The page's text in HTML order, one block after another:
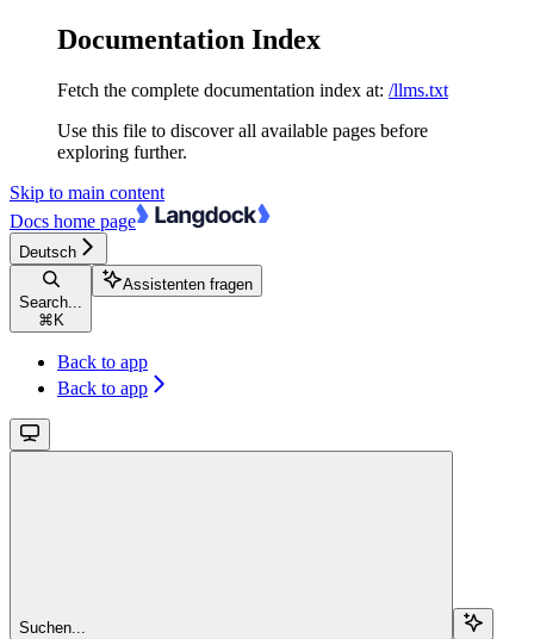
Documentation Index
Fetch the complete documentation index at: /llms.txt
Use this file to discover all available pages before
exploring further.
Skip to main content
Docs home page
Deutsch
Search...
⌘ K
Assistenten fragen
Back to app
Back to app
Suchen...